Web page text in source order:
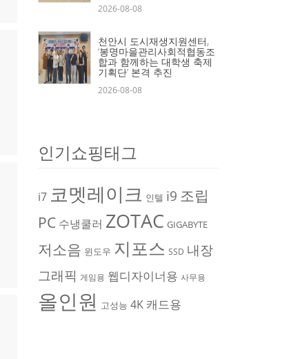
2026-08-08
천안시 도시재생지원센터,
‘봉명마을관리사회적협동조
합과 함께하는 대학생 축제
기획단’ 본격 추진
2026-08-08
인기쇼핑태그
i7 코멧레이크 인텔 i9 조립
PC 수냉쿨러 ZOTAC GIGABYTE
저소음 윈도우 지포스 SSD 내장
그래픽 게임용 웹디자이너용 사무용
올인원 고성능 4K 캐드용